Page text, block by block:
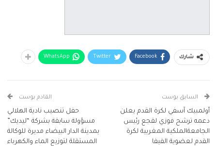
شارك Facebook
Twitter
WhatsApp
السابق بوست
أولمبيك آسفي لكرة القدم يعلن
دعمه ترشح فوزي لقجع رئيس
الجامعةالملكية المغربية لكرة
القدم لعضوية الفيفا
القادم بوست
حفل تنصيب نادية الهلالي
مسؤولة سابقة بشركة “ليديك”
بمدينة الدار البيضاء مديرة للوكالة
المستقلة لتوزيع الماء والكهرباء